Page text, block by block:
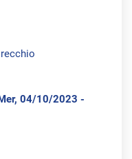
04/10/2023 -